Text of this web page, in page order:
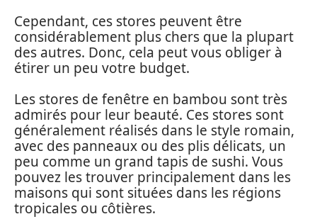
Cependant, ces stores peuvent être
considérablement plus chers que la plupart
des autres. Donc, cela peut vous obliger à
étirer un peu votre budget.
Les stores de fenêtre en bambou sont très
admirés pour leur beauté. Ces stores sont
généralement réalisés dans le style romain,
avec des panneaux ou des plis délicats, un
peu comme un grand tapis de sushi. Vous
pouvez les trouver principalement dans les
maisons qui sont situées dans les régions
tropicales ou côtières.